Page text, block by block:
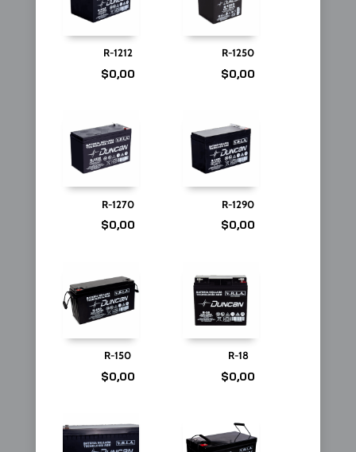
R-1212
$0,00
R-1250
$0,00
R-1270
$0,00
R-1290
$0,00
R-150
$0,00
R-18
$0,00